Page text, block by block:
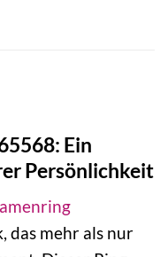
Ein
Persönlichkeit
das mehr als nur